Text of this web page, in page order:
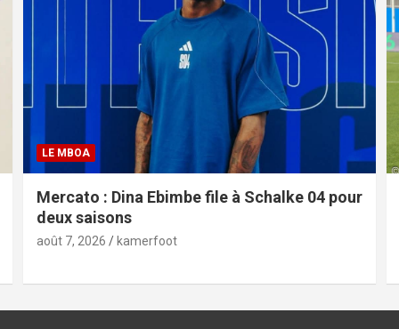
LE MBOA
Mercato : Dina Ebimbe file à Schalke 04 pour
deux saisons
août 7, 2026 kamerfoot